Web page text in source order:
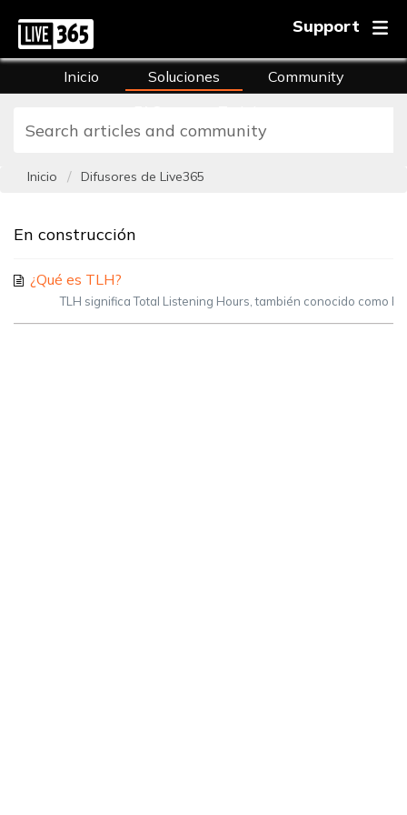
Support
Inicio Soluciones
Community
Inicio Difusores de Live365
En construcción
¿Qué es TLH?
TLH significa Total Listening Hours, también conocido como